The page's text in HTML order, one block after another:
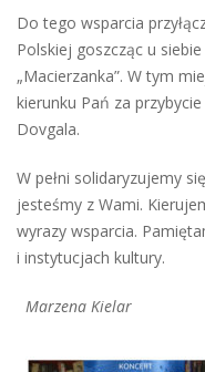
Do tego wsparcia
Polskiej goszcząc u
„Macierzanka”. W tym
kierunku Pań za
Dovgala.
W pełni solidaryzujemy
jesteśmy z Wami.
wyrazy wsparcia.
i instytucjach kultury.
Marzena Kielar